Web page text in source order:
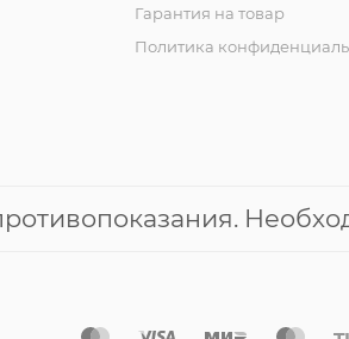
Гарантия на товар
Политика